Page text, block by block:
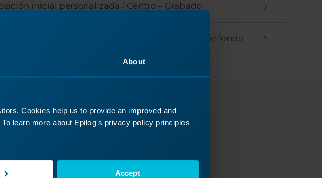
About
Cookies help us to provide an improved and
learn more about Epilog's privacy policy principles
Accept
inicial personalizada / Centro – Grabado
y cuándo utilizar la función Copiar imagen de fondo
que buscaba?
lo antes posible.